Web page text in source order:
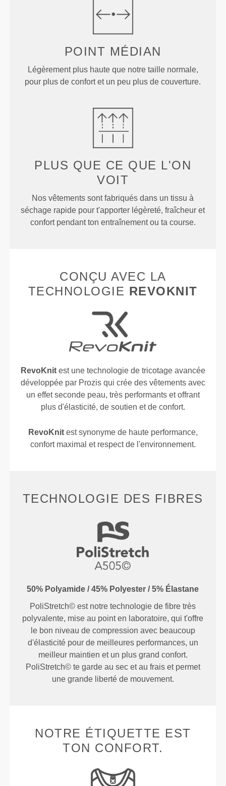
POINT MÉDIAN
Légèrement plus haute que notre taille normale,
pour plus de confort et un peu plus de couverture.
PLUS QUE CE QUE L'ON
VOIT
Nos vêtements sont fabriqués dans un tissu à
séchage rapide pour t'apporter légèreté, fraîcheur et
confort pendant ton entraînement ou ta course.
CONÇU AVEC LA
TECHNOLOGIE REVOKNIT
RevoKnitest une technologie de tricotage avancée
développée par Prozis qui crée des vêtements avec
un effet seconde peau, très performants et offrant
plus d'élasticité, de soutien et de confort.
RevoKnitest synonyme de haute performance,
confort maximal et respect de l'environnement.
TECHNOLOGIE DES FIBRES
50% Polyamide / 45% Polyester / 5% Élastane
PoliStretch© est notre technologie de fibre très
polyvalente, mise au point en laboratoire, qui t'offre
le bon niveau de compression avec beaucoup
d'élasticité pour de meilleures performances, un
meilleur maintien et un plus grand confort.
PoliStretch© te garde au sec et au frais et permet
une grande liberté de mouvement.
NOTRE ÉTIQUETTE EST
TON CONFORT.